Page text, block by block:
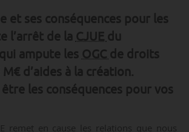
et ses conséquences pour les
l’arrêt de la CJUE du
ampute les OGC de droits
d’aides à la création.
les conséquences pour vos
remet en cause les relations que nous